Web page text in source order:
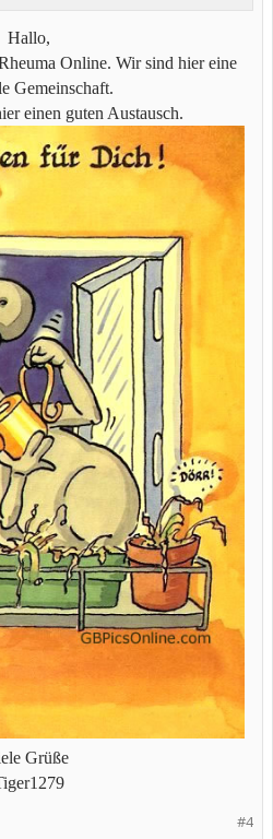
Hallo,
Online. Wir sind hier eine
Gemeinschaft.
einen guten Austausch.
Grüße
#4